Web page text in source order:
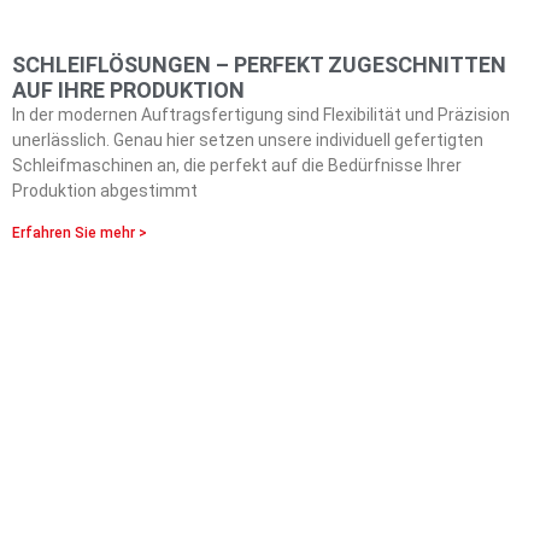
SCHLEIFLÖSUNGEN – PERFEKT ZUGESCHNITTEN
AUF IHRE PRODUKTION
In der modernen Auftragsfertigung sind Flexibilität und Präzision
unerlässlich. Genau hier setzen unsere individuell gefertigten
Schleifmaschinen an, die perfekt auf die Bedürfnisse Ihrer
Produktion abgestimmt
Erfahren Sie mehr >